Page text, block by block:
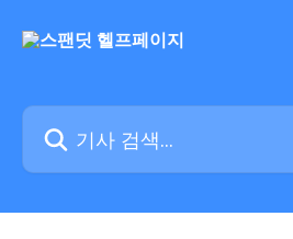
기사 검색...